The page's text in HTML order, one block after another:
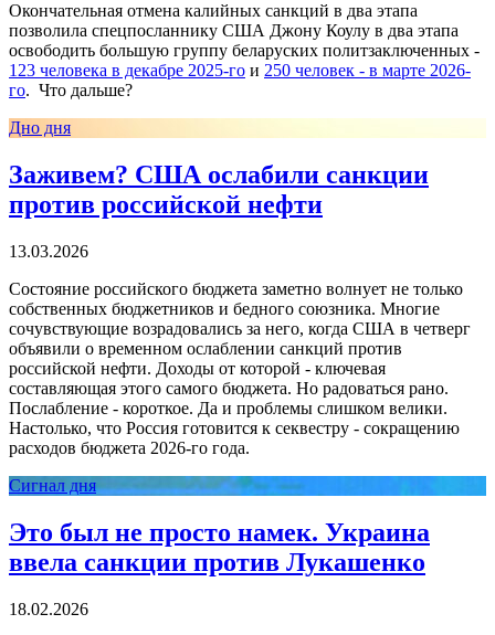
Окончательная отмена калийных санкций в два этапа
позволила спецпосланнику США Джону Коулу в два этапа
освободить большую группу беларуских политзаключенных -
123 человека в декабре 2025-го и 250 человек - в марте 2026-
го. Что дальше?
Дно дня
Заживем? США ослабили санкции
против российской нефти
13.03.2026
Состояние российского бюджета заметно волнует не только
собственных бюджетников и бедного союзника. Многие
сочувствующие возрадовались за него, когда США в четверг
объявили о временном ослаблении санкций против
российской нефти. Доходы от которой - ключевая
составляющая этого самого бюджета. Но радоваться рано.
Послабление - короткое. Да и проблемы слишком велики.
Настолько, что Россия готовится к секвестру - сокращению
расходов бюджета 2026-го года.
Сигнал дня
Это был не просто намек. Украина
ввела санкции против Лукашенко
18.02.2026